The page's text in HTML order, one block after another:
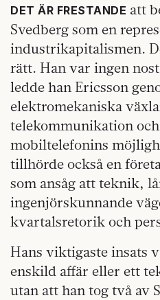
DET ÄR FRESTANDE att
Svedberg som en
industrikapitalismen.
rätt. Han var ingen
ledde han Ericsson
elektromekaniska
telekommunikation
mobiltelefonins
tillhörde också en
som ansåg att teknik,
ingenjörskunnande
kvartalsretorik och
Hans viktigaste insats
enskild affär eller ett
utan att han tog två av